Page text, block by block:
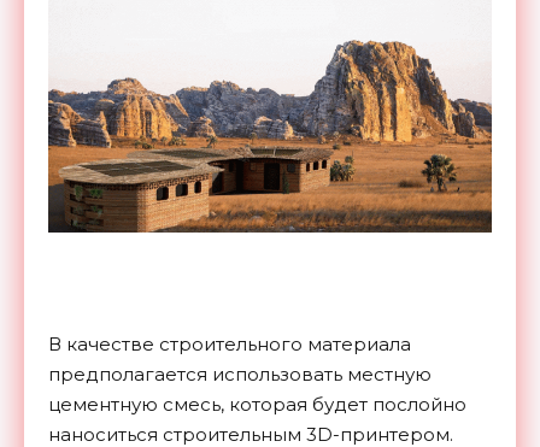
В качестве строительного материала
предполагается использовать местную
цементную смесь, которая будет послойно
наноситься строительным 3D-принтером.